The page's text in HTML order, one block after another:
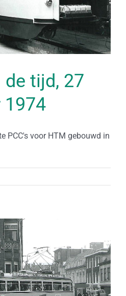
de tijd, 27
1974
PCC's voor HTM gebouwd in